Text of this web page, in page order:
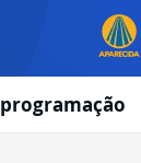
programação